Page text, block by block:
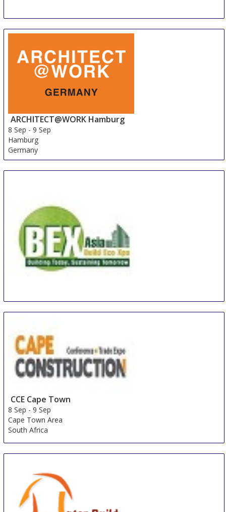
ARCHITECT@WORK Hamburg
8 Sep -9 Sep
Hamburg
Germany
Singapore
CCE Cape Town
8 Sep -9 Sep
Cape Town Area
South Africa